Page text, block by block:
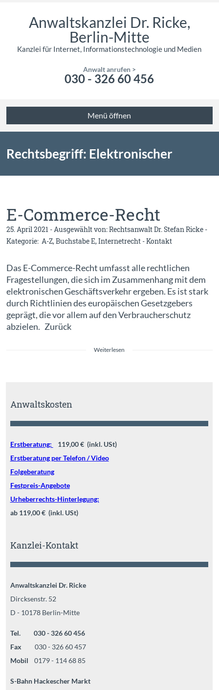
Anwaltskanzlei Dr. Ricke,
Berlin-Mitte
Kanzlei für Internet, Informationstechnologie und Medien
Anwalt anrufen >
030 - 326 60 456
Menü öffnen
Rechtsbegriff: Elektronischer
E-Commerce-Recht
25. April 2021 - Ausgewählt von:Rechtsanwalt Dr. Stefan Ricke -
Kategorie:A-Z,Buchstabe E,Internetrecht -Kontakt
Das E-Commerce-Recht umfasst alle rechtlichen
Fragestellungen, die sich im Zusammenhang mit dem
elektronischen Geschäftsverkehr ergeben. Es ist stark
durch Richtlinien des europäischen Gesetzgebers
geprägt, die vor allem auf den Verbraucherschutz
abzielen. Zurück
Weiterlesen
Anwaltskosten
Erstberatung:
119,00 € (inkl. USt)
Erstberatung per Telefon / Video
Folgeberatung
Festpreis-Angebote
Urheberrechts-Hinterlegung:
ab 119,00 € (inkl. USt)
Kanzlei-Kontakt
Anwaltskanzlei Dr. Ricke
Dircksenstr. 52
D - 10178 Berlin-Mitte
Tel. 030 - 326 60 456
Fax 030 - 326 60 457
Mobil 0179 - 114 68 85
S-Bahn Hackescher Markt